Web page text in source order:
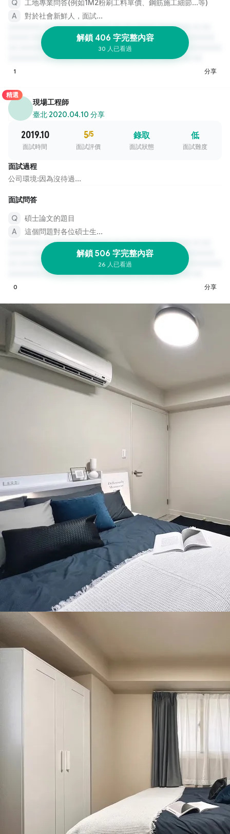
工地專業問答(例如1M2粉刷工料單價、鋼筋施工細節...等)
對於社會新鮮人，面試...
解鎖 406 字完整內容
30 人已看過
1 分享
精選
現場工程師
臺北·2020.04.10 分享
2019.10
面試時間
5/5
面試評價
錄取
面試狀態
低
面試難度
面試過程
公司環境:因為沒待過...
面試問答
碩士論文的題目
這個問題對各位碩士生...
解鎖 506 字完整內容
26 人已看過
0 分享